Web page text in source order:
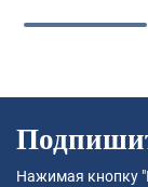
Нажимая кнопку